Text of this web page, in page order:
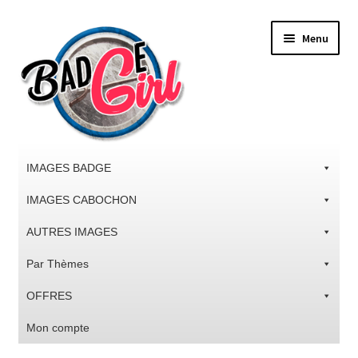
la
navigation
contenu
Menu
IMAGES BADGE
IMAGES CABOCHON
AUTRES IMAGES
Par Thèmes
OFFRES
Mon compte